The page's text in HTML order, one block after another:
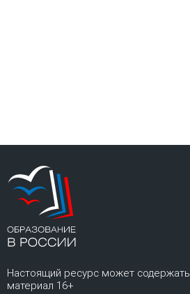
Настоящий ресурс может содержать
материал 16+